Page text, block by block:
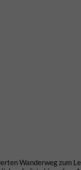
Wanderweg zum